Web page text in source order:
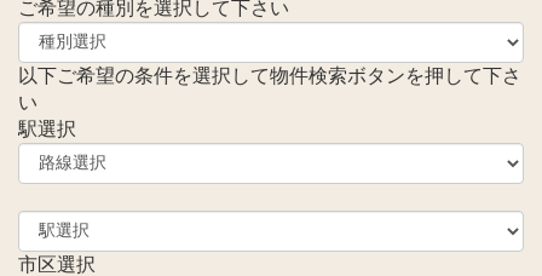
ご希望の種別を選択して下さい
以下ご希望の条件を選択して物件検索ボタンを押して下さ
い
駅選択
市区選択